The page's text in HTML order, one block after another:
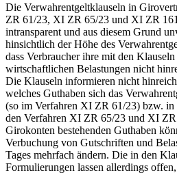
Die Verwahrentgeltklauseln in
ZR 61/23, XI ZR 65/23 und XI ZR
intransparent und aus diesem Grund
hinsichtlich der Höhe des
dass Verbraucher ihre mit den
wirtschaftlichen Belastungen nicht
Die Klauseln informieren nicht
welches Guthaben sich das
(so im Verfahren XI ZR 61/23) bzw.
den Verfahren XI ZR 65/23 und XI
Girokonten bestehenden Guthaben
Verbuchung von Gutschriften und
Tages mehrfach ändern. Die in den
Formulierungen lassen allerdings